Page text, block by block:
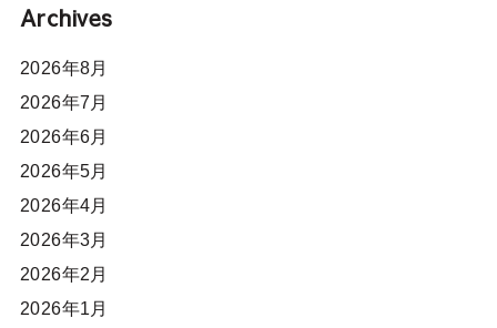
Archives
2026年8月
2026年7月
2026年6月
2026年5月
2026年4月
2026年3月
2026年2月
2026年1月